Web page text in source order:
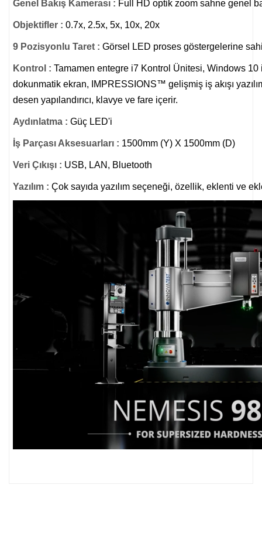
Genel Bakış Kamerası : Full HD optik zoom sahne genel
Objektifler : 0.7x, 2.5x, 5x, 10x, 20x
9 Pozisyonlu Taret : Görsel LED proses göstergelerine
Kontrol : Tamamen entegre i7 Kontrol Ünitesi, Windows
dokunmatik ekran, IMPRESSIONS™ gelişmiş iş akışı
desen yapılandırıcı, klavye ve fare içerir.
Aydınlatma : Güç LED'i
İş Parçası Aksesuarları : 1500mm (Y) X 1500mm (D)
Veri Çıkışı : USB, LAN, Bluetooth
Yazılım : Çok sayıda yazılım seçeneği, özellik, eklenti ve